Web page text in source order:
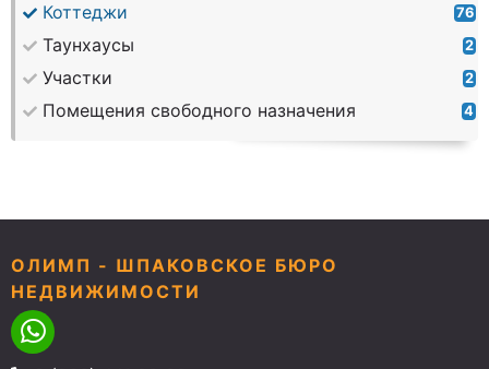
Коттеджи 76
Таунхаусы 2
Участки 2
Помещения свободного назначения 4
ОЛИМП - ШПАКОВСКОЕ БЮРО
НЕДВИЖИМОСТИ